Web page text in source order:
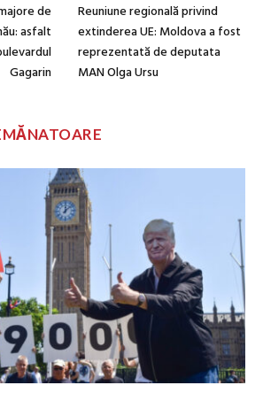
de
asfalt
Gagarin
Reuniune regională privind
extinderea UE: Moldova a fost
reprezentată de deputata
MAN Olga Ursu